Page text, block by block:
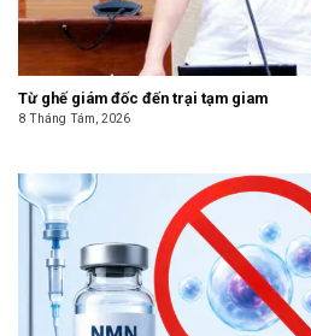
Từ ghế giám đốc đến trại tạm giam
8 Tháng Tám, 2026